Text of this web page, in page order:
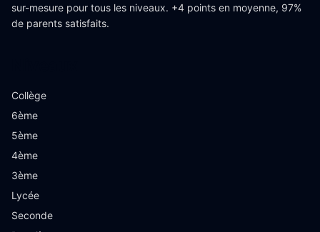
sur-mesure pour tous les niveaux. +4 points en moyenne, 97%
de parents satisfaits.
Collège
6ème
5ème
4ème
3ème
Lycée
Seconde